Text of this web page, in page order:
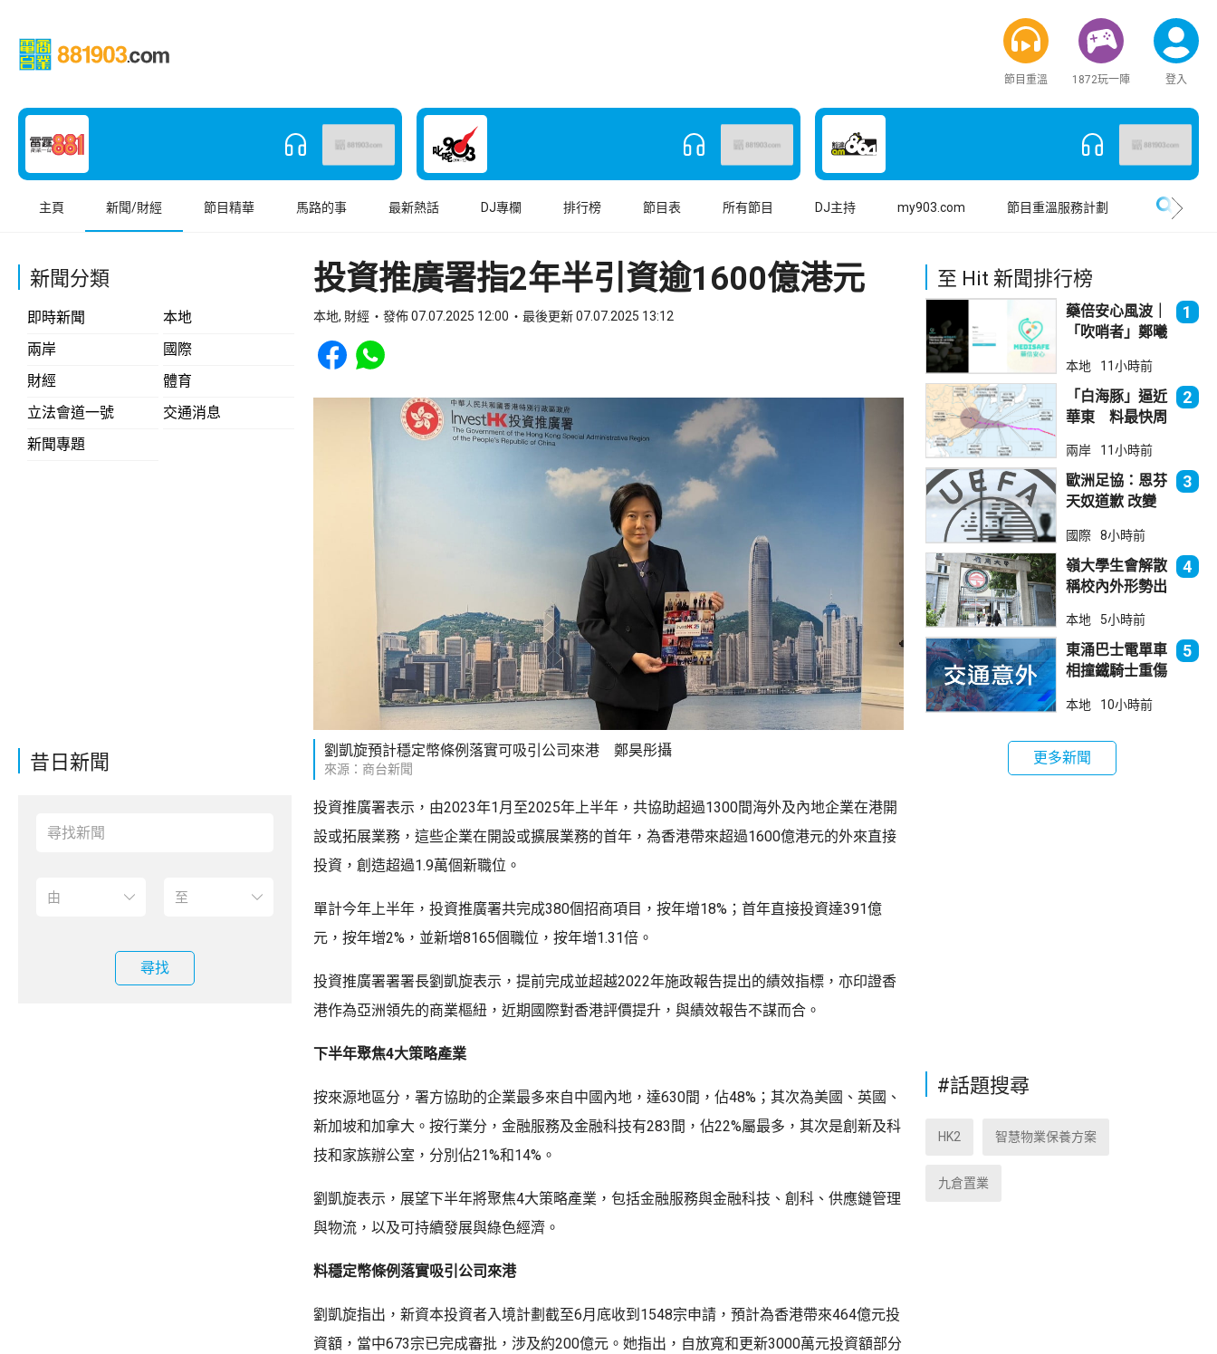
節目重溫 1872玩一陣 登入
主頁 新聞/財經 節目精華 馬路的事 最新熱話 DJ專欄 排行榜 節目表 所有節目 DJ主持 my903.com 節目重溫服務計劃
新聞分類
即時新聞
本地
兩岸
國際
財經
體育
立法會道一號
交通消息
新聞專題
昔日新聞
尋找
投資推廣署指2年半引資逾1600億港元
本地, 財經 發佈 07.07.2025 12:00 最後更新 07.07.2025 13:12
Share to Facebook
Share to WhatsApp
劉凱旋預計穩定幣條例落實可吸引公司來港 鄭昊彤攝
來源：商台新聞
投資推廣署表示，由2023年1月至2025年上半年，共協助超過1300間海外及內地企業在港開
設或拓展業務，這些企業在開設或擴展業務的首年，為香港帶來超過1600億港元的外來直接
投資，創造超過1.9萬個新職位。
單計今年上半年，投資推廣署共完成380個招商項目，按年增18%；首年直接投資達391億
元，按年增2%，並新增8165個職位，按年增1.31倍。
投資推廣署署署長劉凱旋表示，提前完成並超越2022年施政報告提出的績效指標，亦印證香
港作為亞洲領先的商業樞紐，近期國際對香港評價提升，與績效報告不謀而合。
下半年聚焦4大策略產業
按來源地區分，署方協助的企業最多來自中國內地，達630間，佔48%；其次為美國、英國、
新加坡和加拿大。按行業分，金融服務及金融科技有283間，佔22%屬最多，其次是創新及科
技和家族辦公室，分別佔21%和14%。
劉凱旋表示，展望下半年將聚焦4大策略產業，包括金融服務與金融科技、創科、供應鏈管理
與物流，以及可持續發展與綠色經濟。
料穩定幣條例落實吸引公司來港
劉凱旋指出，新資本投資者入境計劃截至6月底收到1548宗申請，預計為香港帶來464億元投
資額，當中673宗已完成審批，涉及約200億元。她指出，自放寬和更新3000萬元投資額部分
至 Hit 新聞排行榜
藥倍安心風波｜
「吹哨者」鄭曦
進行刑事調查
1
本地 11小時前
「白海豚」逼近
華東 料最快周
2
兩岸 11小時前
歐洲足協：恩芬
天奴道歉 改變
立場
3
國際 8小時前
嶺大學生會解散
稱校內外形勢出
4
本地 5小時前
東涌巴士電單車
相撞鐵騎士重傷
被捕
5
本地 10小時前
更多新聞
#話題搜尋
HK2 智慧物業保養方案
九倉置業